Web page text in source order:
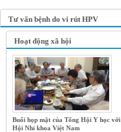
Tư vấn bệnh do vi rút HPV
Hoạt động xã hội
Buổi họp mặt của Tổng Hội Y học với
Hội Nhi khoa Việt Nam